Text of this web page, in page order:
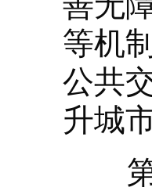
等机
公共
升城
第